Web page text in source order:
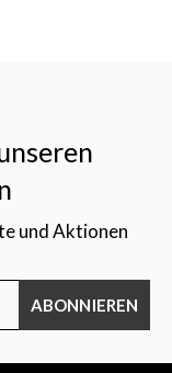
und Aktionen
ABONNIEREN